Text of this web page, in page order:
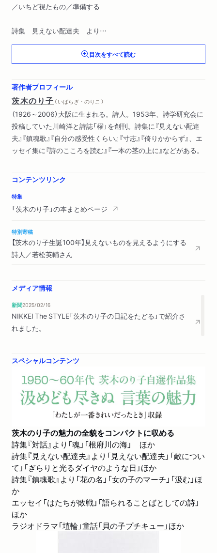
／いちど視たもの／準備する
詩集 見えない配達夫 より
見えない配達夫／敵について／ぎらりと光るダイヤのような日
／生きているもの・死んでいるもの／ジャン・ポウル・サルト
ルに／悪童たち／六月／旅で出会った無頼漢／山の女に／わた
娘が思ったこと／あほらしい唄／はじめての町／奥武蔵にて／
くだものたち／夏の星に／大学を出た奥さん／せめて銀貨の三
枚や四枚／怒るときと許すとき／おんなのことば／友あり 近
方よりきたる
詩集 鎮魂歌 より
／最上川岸／大男のための子守唄／本の街にて／七夕／うしろ
＊エッセイ
ばとしての詩
＊ラジオドラマ・童話 など
ぎつね／『うたの心に生きた人々』より 山之口貘
初出一覧
茨木のり子著作目録
目次をすべて読む
著作者プロフィール
茨木のり子 （ いばらぎ・のりこ ）
（1926～2006）大阪に生まれる。詩人。1953年、詩学研究会に
投稿していた川崎洋と詩誌「櫂」を創刊。詩集に『見えない配達
夫』『鎮魂歌』『自分の感受性くらい』『寸志』『倚りかからず』、エ
ッセイ集に『詩のこころを読む』『一本の茎の上に』などがある。
コンテンツリンク
特集
「茨木のり子」の本まとめページ
特別寄稿
【茨木のり子生誕100年】見えないものを見えるようにする
詩人／若松英輔さん
メディア情報
新聞2025/02/16
NIKKEI The STYLE「茨木のり子の日記をたどる」で紹介さ
れました。
スペシャルコンテンツ
茨木のり子の魅力の全貌をコンパクトに収める
詩集『対話』より「魂」「根府川の海」 ほか
詩集『見えない配達夫』より「見えない配達夫」「敵につい
て」「ぎらりと光るダイヤのような日」ほか
詩集『鎮魂歌』より「花の名」「女の子のマーチ」「汲む」ほ
か
エッセイ「はたちが敗戦」「語られることばとしての詩」
ほか
ラジオドラマ「埴輪」童話「貝の子プチキュー」ほか